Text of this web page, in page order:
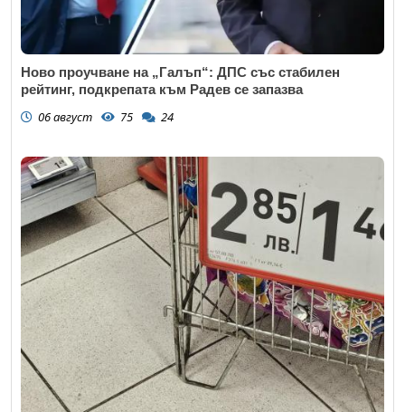
Ново проучване на „Галъп“: ДПС със стабилен
рейтинг, подкрепата към Радев се запазва
06 август 75 24